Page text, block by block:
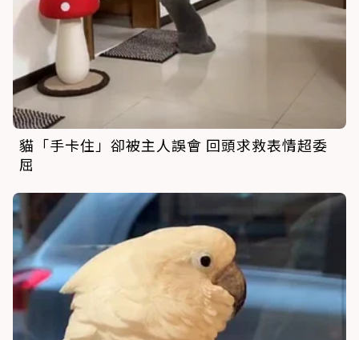
貓「手卡住」卻被主人誤會 回頭求救表情超委
屈